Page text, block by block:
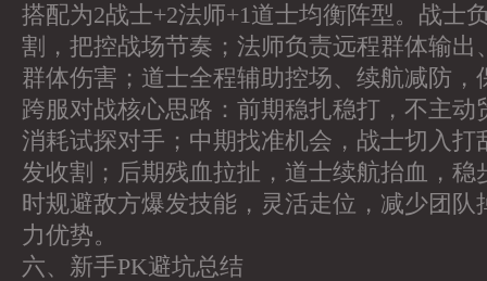
搭配为2战士+2法师+1道士均衡阵型。战士
割，把控战场节奏；法师负责远程群体输出
群体伤害；道士全程辅助控场、续航减防，
跨服对战核心思路：前期稳扎稳打，不主动
消耗试探对手；中期找准机会，战士切入打
发收割；后期残血拉扯，道士续航抬血，稳
时规避敌方爆发技能，灵活走位，减少团队
力优势。
六、新手PK避坑总结